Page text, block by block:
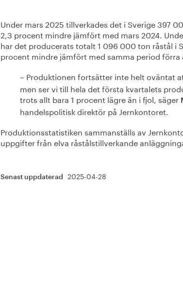
Under mars 2025 tillverkades det i Sverige 397
2,3 procent mindre jämfört med mars 2024.
har det producerats totalt 1 096 000 ton råstål i
procent mindre jämfört med samma period förra
– Produktionen fortsätter inte helt oväntat
men ser vi till hela det första kvartalets
trots allt bara 1 procent lägre än i fjol, säger
handelspolitisk direktör på Jernkontoret.
Produktionsstatistiken sammanställs av
uppgifter från elva råstålstillverkande
Senast uppdaterad 2025-04-28